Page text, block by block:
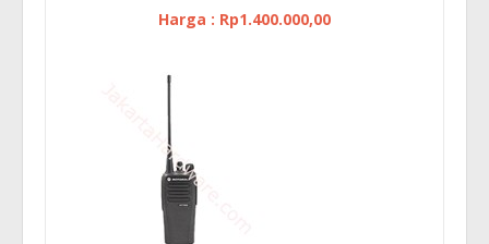
Harga : Rp1.400.000,00